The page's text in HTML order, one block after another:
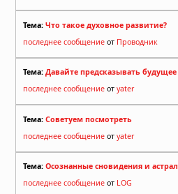
Тема: Что такое духовное развитие?
последнее сообщение от Проводник
Тема: Давайте предсказывать будущее
последнее сообщение от yater
Тема: Советуем посмотреть
последнее сообщение от yater
Тема: Осознанные сновидения и астрал
последнее сообщение от LOG